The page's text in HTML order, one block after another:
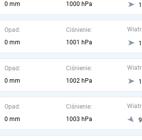
0 mm
1000 hPa
Opad:
0 mm
Ciśnienie:
1001 hPa
Wiatr:
Opad:
0 mm
Ciśnienie:
1002 hPa
Wiatr:
Opad:
0 mm
Ciśnienie:
1003 hPa
Wiatr: